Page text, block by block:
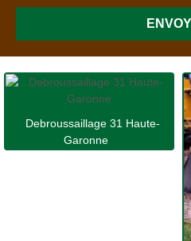
Debroussaillage 31 Haute-
Garonne